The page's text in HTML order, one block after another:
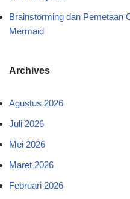
Brainstorming dan Pemetaan
Mermaid
Archives
Agustus 2026
Juli 2026
Mei 2026
Maret 2026
Februari 2026